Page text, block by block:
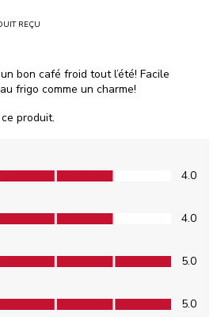
REÇU
bon café froid tout l’été! Facile
frigo comme un charme!
produit.
5
4.0
4.0
5.0
5.0